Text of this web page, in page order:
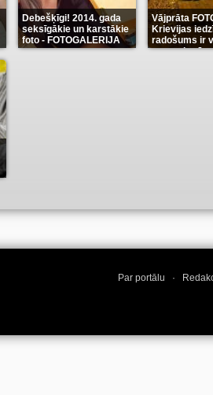
Debešķīgi! 2014. gada
seksīgākie un karstākie
foto - FOTOGALERIJA
(9)
Vājprāta
Krievijas
radošums ir
Par portālu ·